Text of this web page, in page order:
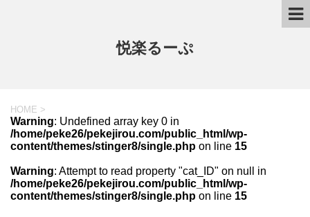
悦楽るーぷ
HOME >
Warning: Undefined array key 0 in
/home/peke26/pekejirou.com/public_html/wp-
content/themes/stinger8/single.php on line 15
Warning: Attempt to read property "cat_ID" on null in
/home/peke26/pekejirou.com/public_html/wp-
content/themes/stinger8/single.php on line 15